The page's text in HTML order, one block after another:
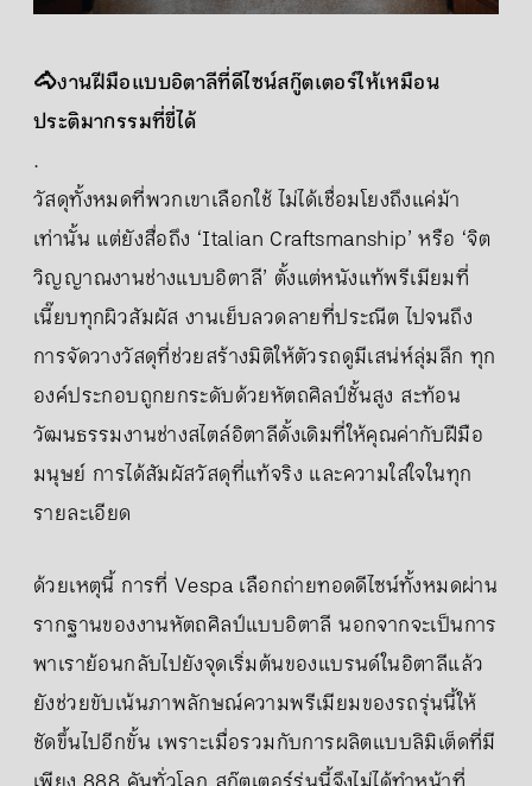
🐴งานฝีมือแบบอิตาลีที่ดีไซน์สกู๊ตเตอร์ให้เหมือน
ประติมากรรมที่ขี่ได้
.
วัสดุทั้งหมดที่พวกเขาเลือกใช้ ไม่ได้เชื่อมโยงถึงแค่ม้า
เท่านั้น แต่ยังสื่อถึง ‘Italian Craftsmanship’ หรือ ‘จิต
วิญญาณงานช่างแบบอิตาลี’ ตั้งแต่หนังแท้พรีเมียมที่
เนี๊ยบทุกผิวสัมผัส งานเย็บลวดลายที่ประณีต ไปจนถึง
การจัดวางวัสดุที่ช่วยสร้างมิติให้ตัวรถดูมีเสน่ห์ลุ่มลึก ทุก
องค์ประกอบถูกยกระดับด้วยหัตถศิลป์ชั้นสูง สะท้อน
วัฒนธรรมงานช่างสไตล์อิตาลีดั้งเดิมที่ให้คุณค่ากับฝีมือ
มนุษย์ การได้สัมผัสวัสดุที่แท้จริง และความใส่ใจในทุก
รายละเอียด
ด้วยเหตุนี้ การที่ Vespa เลือกถ่ายทอดดีไซน์ทั้งหมดผ่าน
รากฐานของงานหัตถศิลป์แบบอิตาลี นอกจากจะเป็นการ
พาเราย้อนกลับไปยังจุดเริ่มต้นของแบรนด์ในอิตาลีแล้ว
ยังช่วยขับเน้นภาพลักษณ์ความพรีเมียมของรถรุ่นนี้ให้
ชัดขึ้นไปอีกขั้น เพราะเมื่อรวมกับการผลิตแบบลิมิเต็ดที่มี